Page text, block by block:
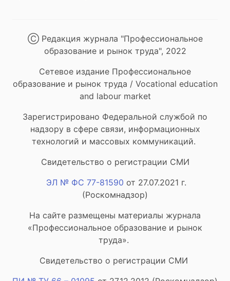
Ⓒ Редакция журнала "Профессиональное
образование и рынок труда", 2022
Сетевое издание Профессиональное
образование и рынок труда / Vocational education
and labour market
Зарегистрировано Федеральной службой по
надзору в сфере связи, информационных
технологий и массовых коммуникаций.
Свидетельство о регистрации СМИ
ЭЛ № ФС 77-81590 от 27.07.2021 г.
(Роскомнадзор)
На сайте размещены материалы журнала
«Профессиональное образование и рынок
труда».
Свидетельство о регистрации СМИ